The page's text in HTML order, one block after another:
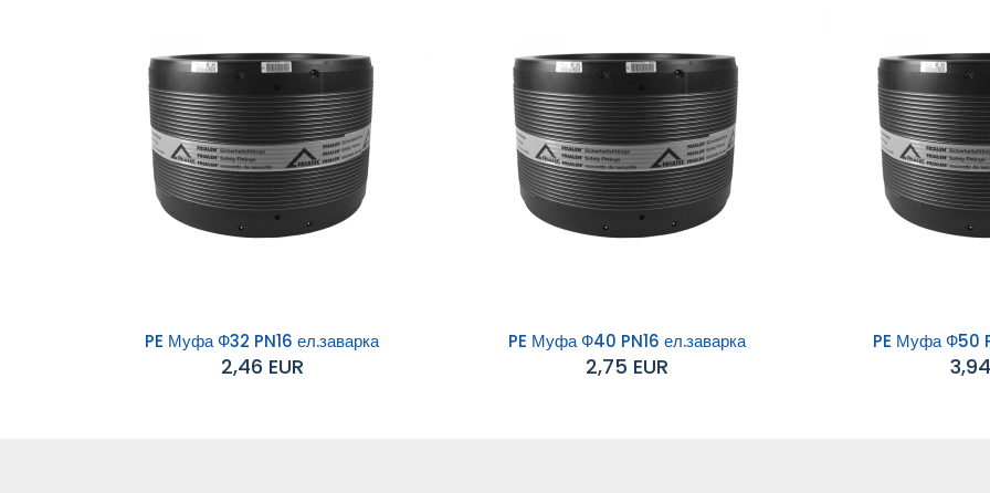
PE Муфа Ф32 PN16 ел.заварка
2,46 EUR
PE Муфа Ф40 PN16 ел.заварка
2,75 EUR
PE Муфа Ф50